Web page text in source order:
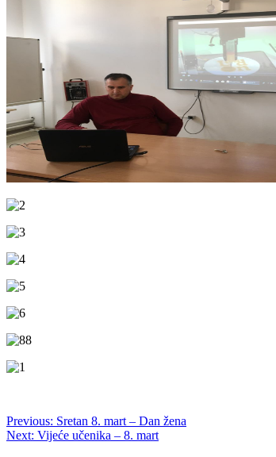
Post
navigation
Previous: Sretan 8. mart – Dan žena
Next: Vijeće učenika – 8. mart